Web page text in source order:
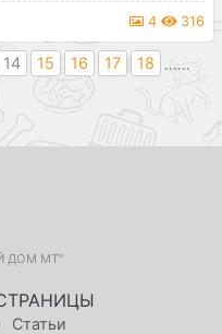
4 316
...
14 15 16 17
18
...
ДОМ МТ"
Статьи